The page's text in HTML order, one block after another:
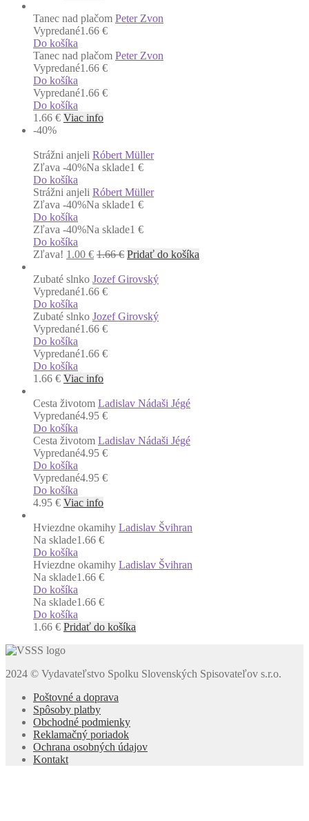
Tanec nad plačom Peter Zvon
Vypredané1.66 €
Do košíka
Tanec nad plačom Peter Zvon
Vypredané1.66 €
Do košíka
Vypredané1.66 €
Do košíka
1.66 € Viac info
-40%
Strážni anjeli Róbert Müller
Zľava -40%Na sklade1 €
Do košíka
Strážni anjeli Róbert Müller
Zľava -40%Na sklade1 €
Do košíka
Zľava -40%Na sklade1 €
Do košíka
Zľava! 1.00 € 1.66€ Pridať do košíka
Zubaté slnko Jozef Girovský
Vypredané1.66 €
Do košíka
Zubaté slnko Jozef Girovský
Vypredané1.66 €
Do košíka
Vypredané1.66 €
Do košíka
1.66 € Viac info
Cesta životom Ladislav Nádaši Jégé
Vypredané4.95 €
Do košíka
Cesta životom Ladislav Nádaši Jégé
Vypredané4.95 €
Do košíka
Vypredané4.95 €
Do košíka
4.95 € Viac info
Hviezdne okamihy Ladislav Švihran
Na sklade1.66 €
Do košíka
Hviezdne okamihy Ladislav Švihran
Na sklade1.66 €
Do košíka
Na sklade1.66 €
Do košíka
1.66 € Pridať do košíka
2024 © Vydavateľstvo Spolku Slovenských Spisovateľov s.r.o.
Poštovné a doprava
Spôsoby platby
Obchodné podmienky
Reklamačný poriadok
Ochrana osobných údajov
Kontakt